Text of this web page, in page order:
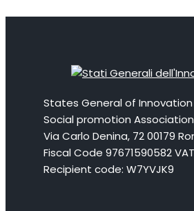
States General of Innovation
Social promotion Association
Via Carlo Denina, 72 00179
Fiscal Code 97671590582
Recipient code: W7YVJK9